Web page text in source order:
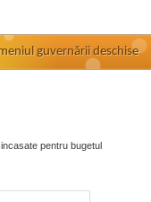
guvernării deschise
pentru bugetul